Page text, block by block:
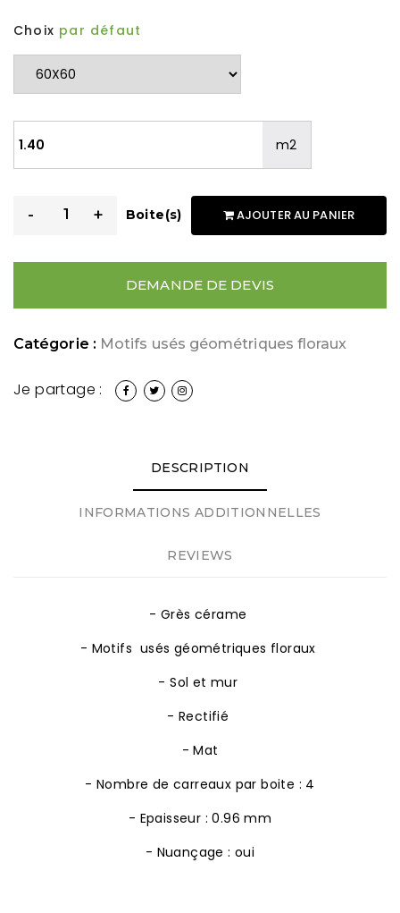
Choix par défaut
m2
- + Boite(s) AJOUTER AU PANIER
DEMANDE DE DEVIS
Catégorie : Motifs usés géométriques floraux
Je partage :
DESCRIPTION
INFORMATIONS ADDITIONNELLES
REVIEWS
- Grès cérame
- Motifs usés géométriques floraux
- Sol et mur
- Rectifié
- Mat
- Nombre de carreaux par boite : 4
- Epaisseur : 0.96 mm
- Nuançage : oui